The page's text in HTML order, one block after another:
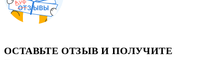
ОСТАВЬТЕ ОТЗЫВ И ПОЛУЧИТЕ